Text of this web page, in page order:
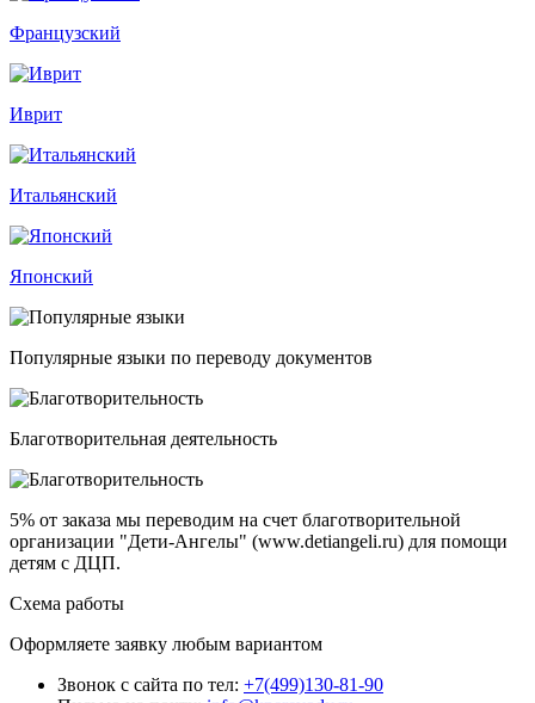
Французский
Иврит
Итальянский
Японский
Популярные языки по переводу документов
Благотворительная деятельность
5% от заказа мы переводим на счет благотворительной
организации "Дети-Ангелы" (www.detiangeli.ru) для помощи
детям с ДЦП.
Схема работы
Оформляете заявку любым вариантом
Звонок с сайта по тел: +7(499)130-81-90